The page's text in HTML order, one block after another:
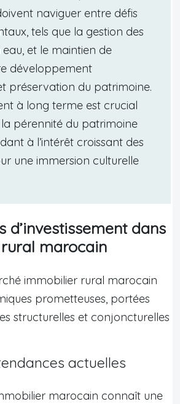
naviguer entre défis
tels que la gestion des
et le maintien de
développement
préservation du patrimoine.
à long terme est crucial
pérennité du patrimoine
à l’intérêt croissant des
une immersion culturelle
d’investissement dans
marocain
immobilier rural marocain
prometteuses, portées
structurelles et conjoncturelles
actuelles
marocain connaît une